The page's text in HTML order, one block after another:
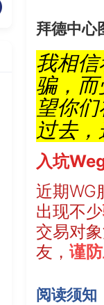
拜德中心
我相
骗，
望你
过去，
入坑
近期WG
出现不少
交易对
友，谨
阅读须知